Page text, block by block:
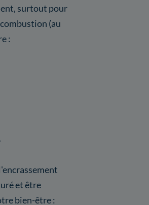
surtout pour
(au
:
et être
bien-être :